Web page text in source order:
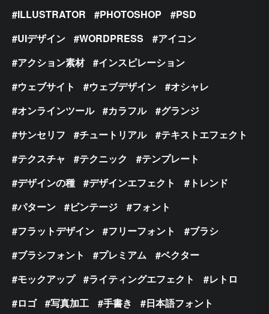
ILLUSTRATOR
PHOTOSHOP
PSD
UIデザイン
WORDPRESS
アイコン
アクション素材
インスピレーション
ウェブサイト
ウェブデザイン
オシャレ
オンラインツール
カラフル
グランジ
サンセリフ
チュートリアル
テキストエフェクト
テクスチャ
テクニック
テンプレート
デザインの種
デザインエフェクト
トレンド
パターン
ビンテージ
フォント
フラットデザイン
フリーフォント
ブラシ
ブラシフォント
プレミアム
ベクター
モックアップ
ライティングエフェクト
レトロ
ロゴ
写真加工 手書き
日本語フォント